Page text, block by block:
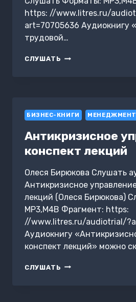
https: //www.litres.ru/
art=70705636 Аудиокнигу
трудовой…
СЛУШАТЬ СТАРЫЙ
БИЗНЕС-КНИГИ МЕНЕДЖМЕНТ
Антикризисное
конспект лекций
Олеся Бирюкова Слушать
Антикризисное
лекций (Олеся Бирюкова)
MP3,M4B Фрагмент: https:
//www.litres.ru/audiotrial/
Аудиокнигу
конспект лекций» можно
СЛУШАТЬ АНТИКРИЗИСНОЕ